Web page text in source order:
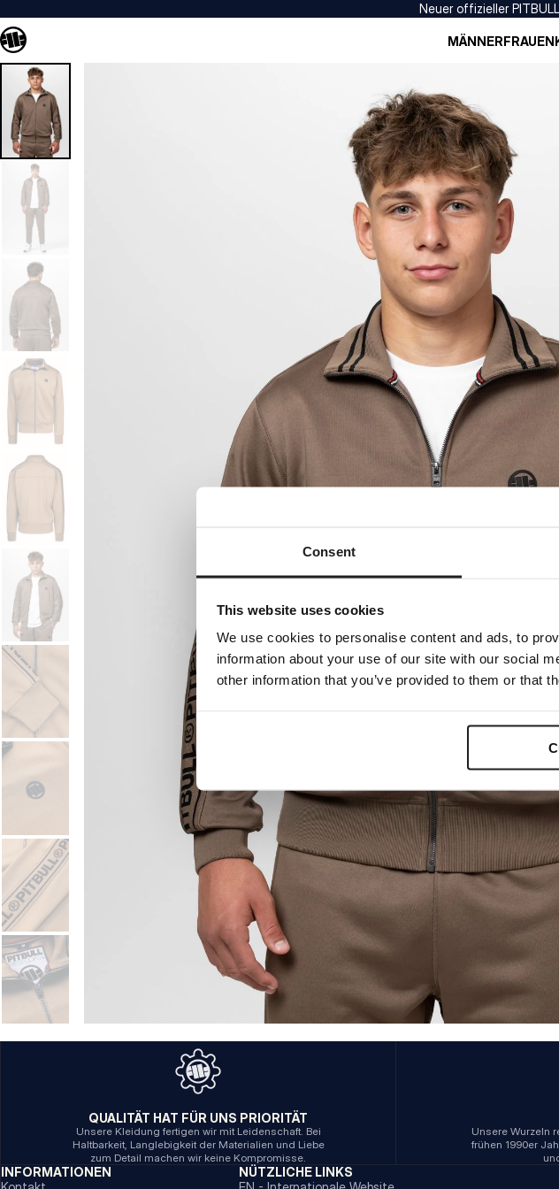
Consent
This website uses cookies
We use cookies to personalise content and ads, to
information about your use of our site with our social
other information that you’ve provided to them or that
Neuer offizieller
MÄNNERFRAUEN
QUALITÄT HAT FÜR UNS PRIORITÄT
Unsere Kleidung fertigen wir mit Leidenschaft. Bei
Haltbarkeit, Langlebigkeit der Materialien und Liebe
zum Detail machen wir keine Kompromisse.
Unsere Wurzeln
frühen 1990er
INFORMATIONEN
NÜTZLICHE LINKS